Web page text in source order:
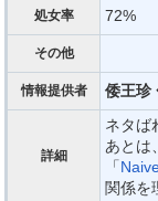
処女率 72%
その他
情報提供者 倭王
詳細
ネタば
あとは、
「
関係を